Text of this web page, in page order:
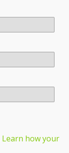
Learn how your